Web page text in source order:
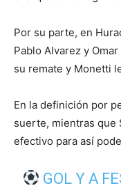
Por su parte, en
Pablo Alvarez y
su remate y Monetti
En la definición por
suerte, mientras que
efectivo para así
GOL Y A